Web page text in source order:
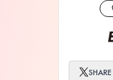
SHARE